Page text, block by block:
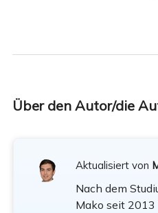
Über den Autor/die
Aktualisiert von
Nach dem
Mako seit 2013